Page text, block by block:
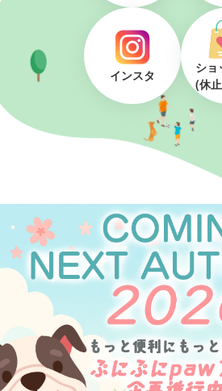
インスタ
ショ
(休